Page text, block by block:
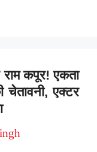
राम कपूर! एकता
चेतावनी, एक्टर